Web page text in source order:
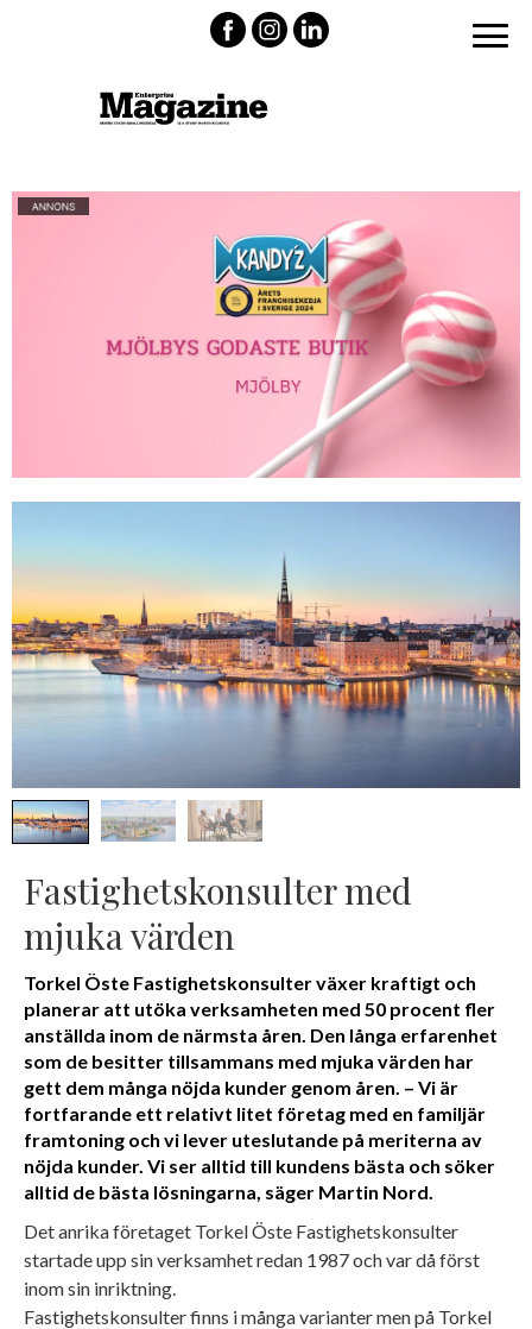
Fastighetskonsulter med
mjuka värden
Torkel Öste Fastighetskonsulter växer kraftigt och
planerar att utöka verksamheten med 50 procent fler
anställda inom de närmsta åren. Den långa erfarenhet
som de besitter tillsammans med mjuka värden har
gett dem många nöjda kunder genom åren. – Vi är
fortfarande ett relativt litet företag med en familjär
framtoning och vi lever uteslutande på meriterna av
nöjda kunder. Vi ser alltid till kundens bästa och söker
alltid de bästa lösningarna, säger Martin Nord.
Det anrika företaget Torkel Öste Fastighetskonsulter
startade upp sin verksamhet redan 1987 och var då först
inom sin inriktning.
Fastighetskonsulter finns i många varianter men på Torkel